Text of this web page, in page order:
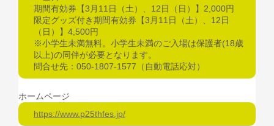
期間有効券【3月11日（土）、12日（日）】2,000円
限定グッズ付き期間有効券【3月11日（土）、12日
（日）】4,500円
※小学生未満無料。小学生未満のご入場は保護者(18歳
以上)の同伴が必要となります。
問合せ先：050-1807-1577（自動電話応対）
ホームページ
https://www.p25thfes.jp/